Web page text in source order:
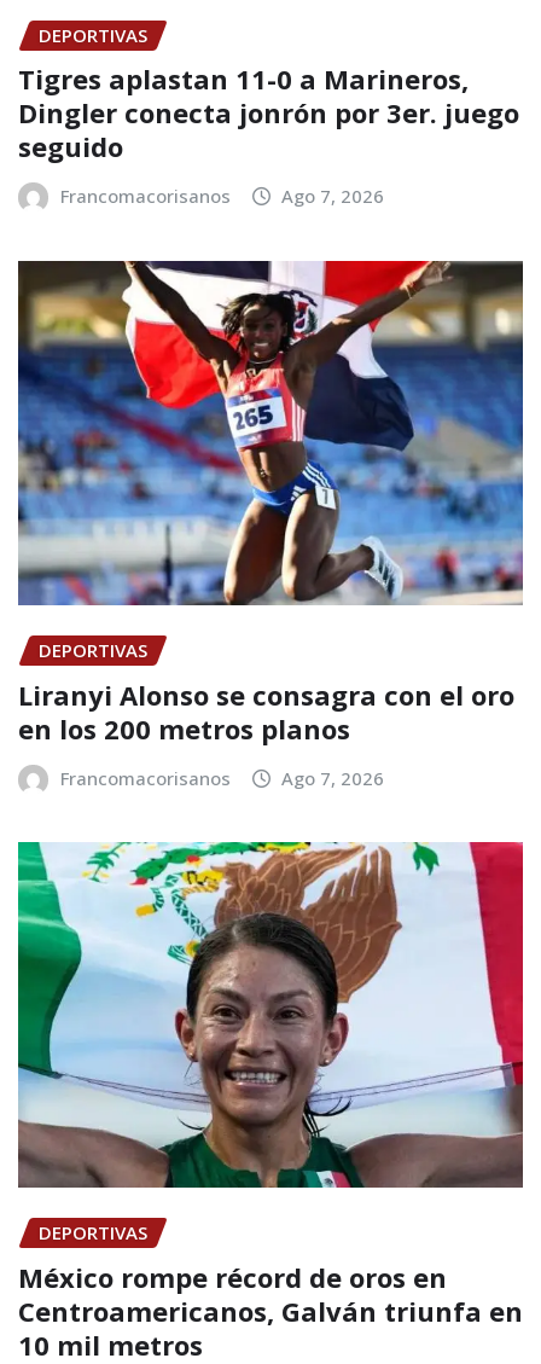
DEPORTIVAS
Tigres aplastan 11-0 a Marineros,
Dingler conecta jonrón por 3er. juego
seguido
Francomacorisanos Ago 7, 2026
DEPORTIVAS
Liranyi Alonso se consagra con el oro
en los 200 metros planos
Francomacorisanos Ago 7, 2026
DEPORTIVAS
México rompe récord de oros en
Centroamericanos, Galván triunfa en
10 mil metros